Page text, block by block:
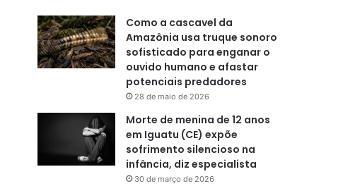
Como a cascavel da
Amazônia usa truque sonoro
sofisticado para enganar o
ouvido humano e afastar
potenciais predadores
28 de maio de 2026
Morte de menina de 12 anos
em Iguatu (CE) expõe
sofrimento silencioso na
infância, diz especialista
30 de março de 2026